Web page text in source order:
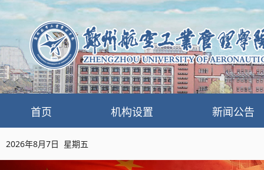
首页 机构设置 新闻公告
2026年8月7日 星期五